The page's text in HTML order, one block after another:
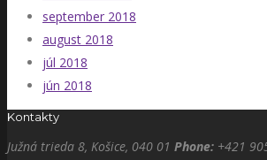
september 2018
august 2018
júl 2018
jún 2018
Kontakty
Južná trieda 8, Košice, 040 01 Phone: +421